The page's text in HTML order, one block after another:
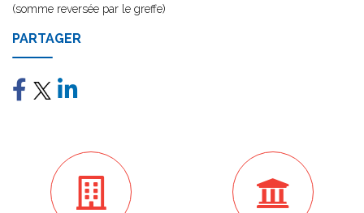
(somme reversée par le greffe)
PARTAGER